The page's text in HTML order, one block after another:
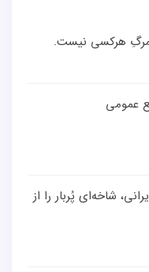
مرگِ هرکسی نیست.
عمومی
شاخه‌ای پُربار را از